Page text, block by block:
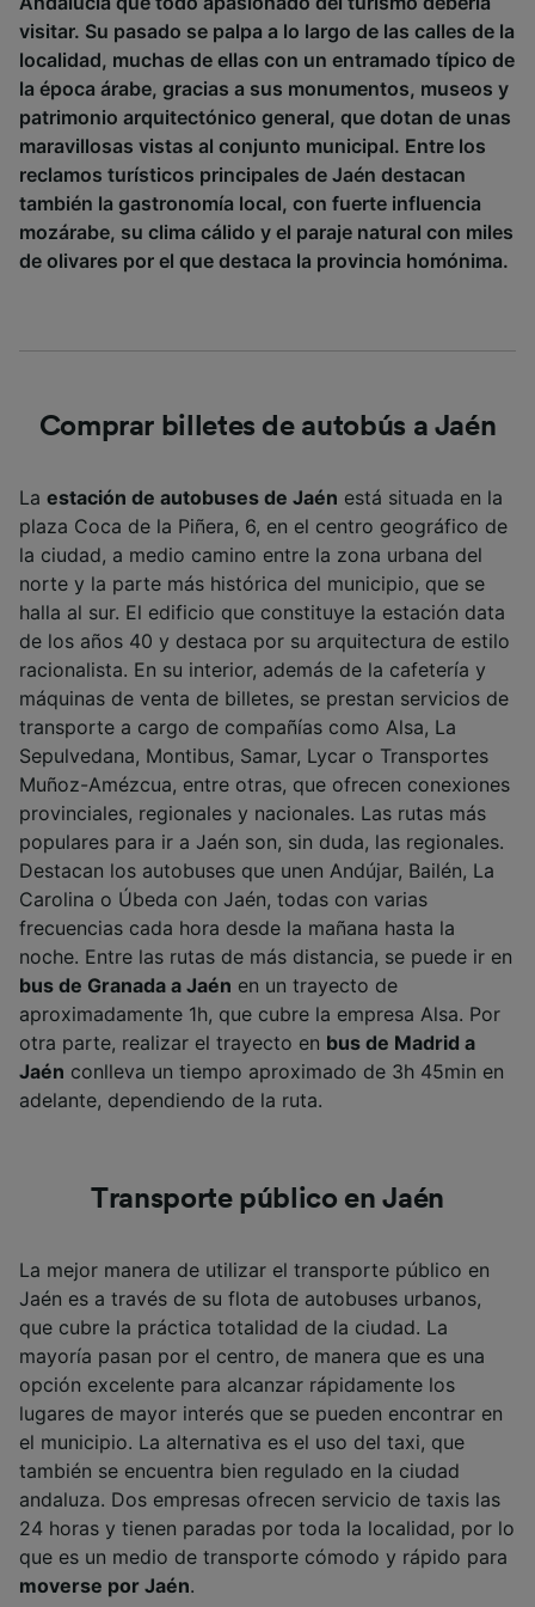
visitar. Su pasado se palpa a lo largo de las calles de la
localidad, muchas de ellas con un entramado típico de
la época árabe, gracias a sus monumentos, museos y
patrimonio arquitectónico general, que dotan de unas
maravillosas vistas al conjunto municipal. Entre los
reclamos turísticos principales de Jaén destacan
también la gastronomía local, con fuerte influencia
mozárabe, su clima cálido y el paraje natural con miles
de olivares por el que destaca la provincia homónima.
Comprar billetes de autobús a Jaén
La estación de autobuses de Jaén está situada en la
plaza Coca de la Piñera, 6, en el centro geográfico de
la ciudad, a medio camino entre la zona urbana del
norte y la parte más histórica del municipio, que se
halla al sur. El edificio que constituye la estación data
de los años 40 y destaca por su arquitectura de estilo
racionalista. En su interior, además de la cafetería y
máquinas de venta de billetes, se prestan servicios de
transporte a cargo de compañías como Alsa, La
Sepulvedana, Montibus, Samar, Lycar o Transportes
Muñoz-Amézcua, entre otras, que ofrecen conexiones
provinciales, regionales y nacionales. Las rutas más
populares para ir a Jaén son, sin duda, las regionales.
Destacan los autobuses que unen Andújar, Bailén, La
Carolina o Úbeda con Jaén, todas con varias
frecuencias cada hora desde la mañana hasta la
noche. Entre las rutas de más distancia, se puede ir en
bus de Granada a Jaén en un trayecto de
aproximadamente 1h, que cubre la empresa Alsa. Por
otra parte, realizar el trayecto en bus de Madrid a
Jaén conlleva un tiempo aproximado de 3h 45min en
adelante, dependiendo de la ruta.
Transporte público en Jaén
La mejor manera de utilizar el transporte público en
Jaén es a través de su flota de autobuses urbanos,
que cubre la práctica totalidad de la ciudad. La
mayoría pasan por el centro, de manera que es una
opción excelente para alcanzar rápidamente los
lugares de mayor interés que se pueden encontrar en
el municipio. La alternativa es el uso del taxi, que
también se encuentra bien regulado en la ciudad
andaluza. Dos empresas ofrecen servicio de taxis las
24 horas y tienen paradas por toda la localidad, por lo
que es un medio de transporte cómodo y rápido para
moverse por Jaén.
tratamos los datos para proporcionar:
Utilizar datos de localización geográfica
precisa. Analizar activamente las
características del dispositivo para su
identificación. Almacenar la información en un
dispositivo y/o acceder a ella. Publicidad y
contenido personalizados, medición de
publicidad y contenido, investigación de
audiencia y desarrollo de servicios.
Lista de asociados (proveedores)